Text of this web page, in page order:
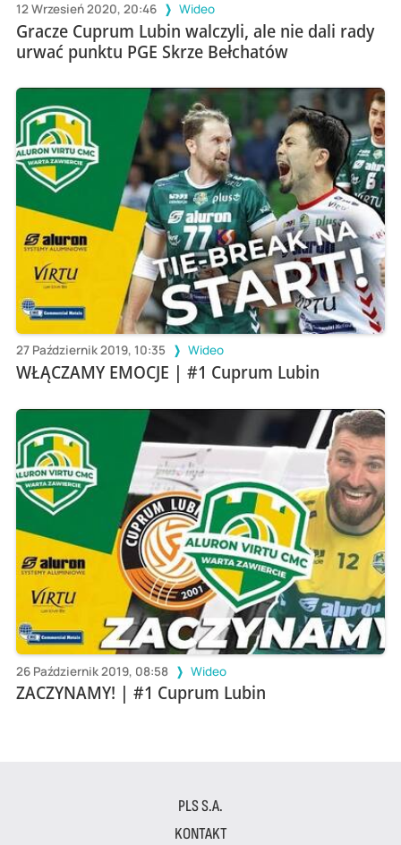
12 Wrzesień 2020, 20:46 Wideo
Gracze Cuprum Lubin walczyli, ale nie dali rady
urwać punktu PGE Skrze Bełchatów
27 Październik 2019, 10:35 Wideo
WŁĄCZAMY EMOCJE | #1 Cuprum Lubin
26 Październik 2019, 08:58 Wideo
ZACZYNAMY! | #1 Cuprum Lubin
PLS S.A.
KONTAKT